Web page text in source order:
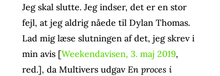
Jeg skal slutte. Jeg indser, det er en stor
fejl, at jeg aldrig nåede til Dylan Thomas.
Lad mig læse slutningen af det, jeg skrev i
min avis [Weekendavisen, 3. maj 2019,
red.], da Multivers udgavEn proces i